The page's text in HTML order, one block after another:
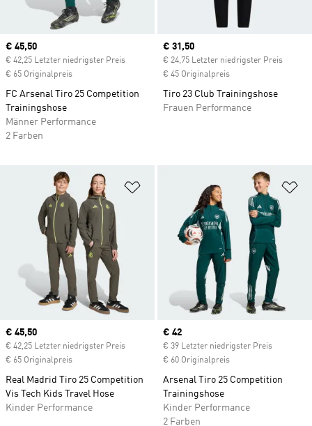
Current price
€ 45,50
€ 42,25 Letzter niedrigster Preis
€ 65 Originalpreis
FC Arsenal Tiro 25 Competition
Trainingshose
Männer Performance
2 Farben
Current price
€ 31,50
€ 24,75 Letzter niedrigster Preis
€ 45 Originalpreis
Tiro 23 Club Trainingshose
Frauen Performance
Zur Wunschliste hinzufügen
Current price
€ 45,50
€ 42,25 Letzter niedrigster Preis
€ 65 Originalpreis
Real Madrid Tiro 25 Competition
Vis Tech Kids Travel Hose
Kinder Performance
Current price
€ 42
€ 39 Letzter niedrigster Preis
€ 60 Originalpreis
Arsenal Tiro 25 Competition
Trainingshose
Kinder Performance
2 Farben